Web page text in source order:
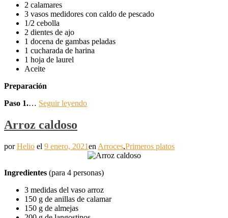
2 calamares
3 vasos medidores con caldo de pescado
1/2 cebolla
2 dientes de ajo
1 docena de gambas peladas
1 cucharada de harina
1 hoja de laurel
Aceite
Preparación
Paso 1.… Seguir leyendo
Arroz caldoso
porHelio el 9 enero, 2021en Arroces,Primeros platos
Ingredientes (para 4 personas)
3 medidas del vaso arroz
150 g de anillas de calamar
150 g de almejas